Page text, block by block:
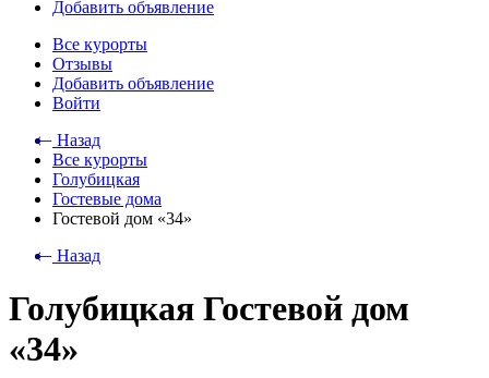
Добавить объявление
Все курорты
Отзывы
Добавить объявление
Войти
⃪ Назад
Все курорты
Голубицкая
Гостевые дома
Гостевой дом «34»
⃪ Назад
Голубицкая Гостевой дом
«34»